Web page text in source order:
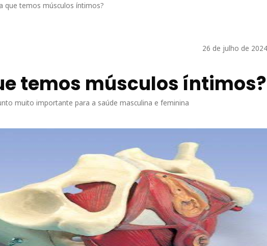
que temos músculos íntimos?
26 de julho de
temos músculos íntimos?
muito importante para a saúde masculina e feminina